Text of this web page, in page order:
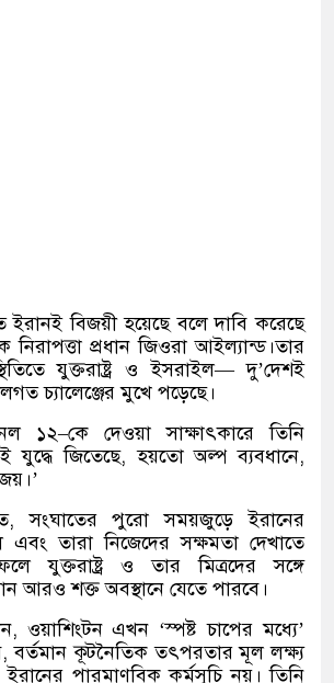
ইরানই বিজয়ী হয়েছে বলে দাবি করেছে
নিরাপত্তা প্রধান জিওরা আইল্যান্ড।তার
যুক্তরাষ্ট্র ও ইসরাইল—দু’দেশই
চ্যালেঞ্জের মুখে পড়েছে।
১২–কে দেওয়া সাক্ষাৎকারে তিনি
যুদ্ধে জিতেছে,হয়তো অল্প ব্যবধানে,
’
,সংঘাতের পুরো সময়জুড়ে ইরানের
তারা নিজেদের সক্ষমতা দেখাতে
যুক্তরাষ্ট্র ও তার মিত্রদের সঙ্গে
আরও শক্ত অবস্থানে যেতে পারবে।
, ওয়াশিংটন এখন ‘স্পষ্ট চাপের মধ্যে’
,বর্তমান কূটনৈতিক তৎপরতার মূল লক্ষ্য
ইরানের পারমাণবিক কর্মসূচি নয়। তিনি